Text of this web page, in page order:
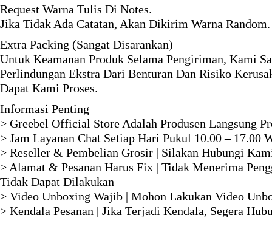
Request Warna Tulis Di Notes.
Jika Tidak Ada Catatan, Akan Dikirim Warna Random.
Extra Packing (Sangat Disarankan)
Untuk Keamanan Produk Selama Pengiriman, Kami
Perlindungan Ekstra Dari Benturan Dan Risiko
Dapat Kami Proses.
Informasi Penting
> Greebel Official Store Adalah Produsen Langsung
> Jam Layanan Chat Setiap Hari Pukul 10.00 –
> Reseller & Pembelian Grosir | Silakan Hubungi
> Alamat & Pesanan Harus Fix | Tidak Menerima
Tidak Dapat Dilakukan
> Video Unboxing Wajib | Mohon Lakukan Video
> Kendala Pesanan | Jika Terjadi Kendala, Segera